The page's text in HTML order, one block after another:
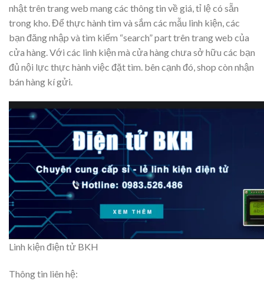
nhật trên trang web mang các thông tin về giá, tỉ lệ có sẵn
trong kho. Để thực hành tìm và sắm các mẫu linh kiện, các
bạn đăng nhập và tìm kiếm “search” part trên trang web của
cửa hàng. Với các linh kiện mà cửa hàng chưa sở hữu các bạn
đủ nội lực thực hành việc đặt tìm. bên cạnh đó, shop còn nhận
bán hàng kí gửi.
Linh kiện điện tử BKH
Thông tin liên hệ: